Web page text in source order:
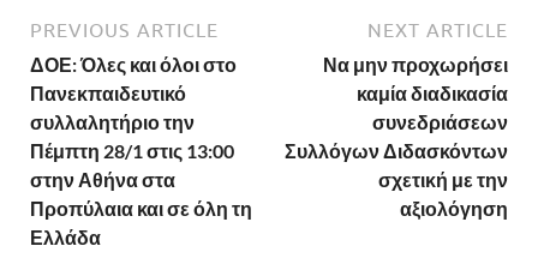
PREVIOUS ARTICLE
ΔΟΕ: Όλες και όλοι στο
Πανεκπαιδευτικό
συλλαλητήριο την
Πέμπτη 28/1 στις 13:00
στην Αθήνα στα
Προπύλαια και σε όλη τη
Ελλάδα
NEXT ARTICLE
Να μην προχωρήσει
καμία διαδικασία
συνεδριάσεων
Συλλόγων Διδασκόντων
σχετική με την
αξιολόγηση